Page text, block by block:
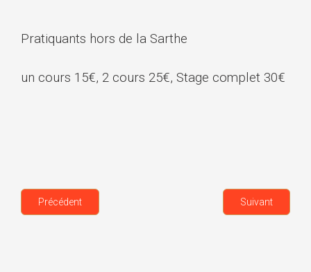
Pratiquants hors de la Sarthe
un cours 15€, 2 cours 25€, Stage complet 30€
Précédent Suivant